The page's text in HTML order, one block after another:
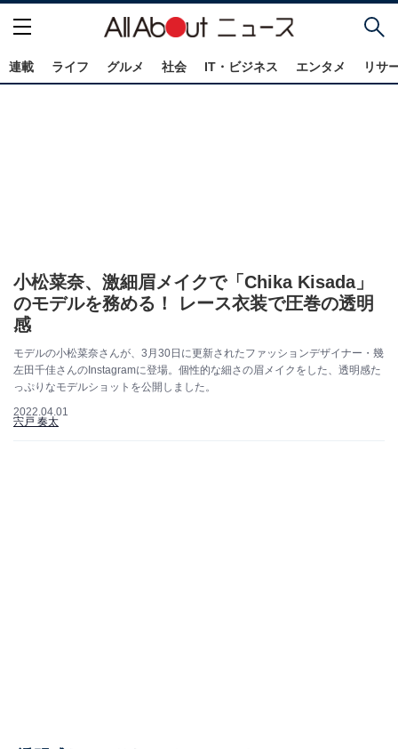
連載 ライフ グルメ 社会 IT・ビジネス エンタメ リサ
小松菜奈、激細眉メイクで「Chika Kisada」
のモデルを務める！ レース衣装で圧巻の透明
感
モデルの小松菜奈さんが、3月30日に更新されたファッションデザイナー・幾
左田千佳さんのInstagramに登場。個性的な細さの眉メイクをした、透明感た
っぷりなモデルショットを公開しました。
2022.04.01
宍戸 奏太